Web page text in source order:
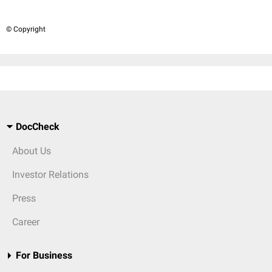
© Copyright
DocCheck
About Us
Investor Relations
Press
Career
For Business